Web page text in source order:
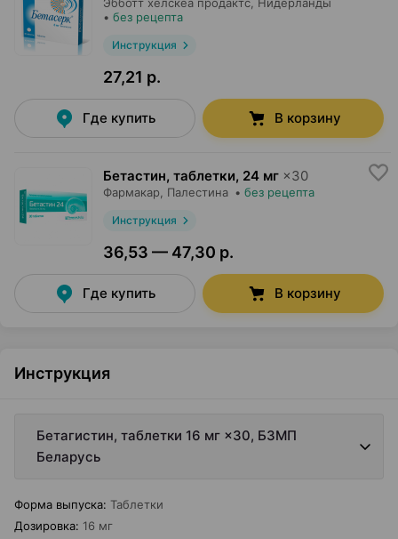
• без рецепта
Инструкция
27,21 р.
Где купить В корзину
Бетастин, таблетки, 24 мг ×30
Фармакар , Палестина • без рецепта
Инструкция
36,53 — 47,30 р.
Где купить В корзину
Инструкция
Бетагистин, таблетки 16 мг ×30, БЗМП
Беларусь
Форма выпуска: Таблетки
Дозировка: 16 мг